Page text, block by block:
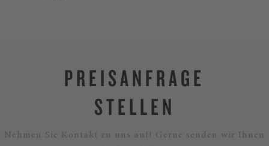
PREISANFRAGE
STELLEN
Nehmen Sie Kontakt zu uns auf! Gerne senden wir Ihnen